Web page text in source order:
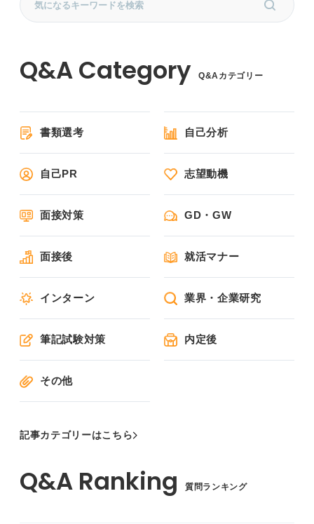
Q&Aカテゴリー
書類選考 自己分析
自己PR 志望動機
面接対策 GD・GW
面接後 就活マナー
インターン 業界・企業研究
筆記試験対策 内定後
その他
記事カテゴリーはこちら
質問ランキング